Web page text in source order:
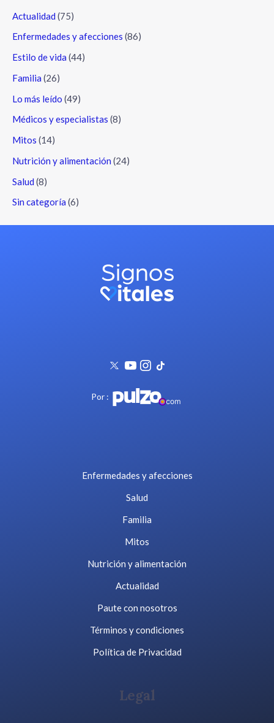
Actualidad (75)
Enfermedades y afecciones (86)
Estilo de vida (44)
Familia (26)
Lo más leído (49)
Médicos y especialistas (8)
Mitos (14)
Nutrición y alimentación (24)
Salud (8)
Sin categoría (6)
Por :
Enfermedades y afecciones
Salud
Familia
Mitos
Nutrición y alimentación
Actualidad
Paute con nosotros
Términos y condiciones
Política de Privacidad
Legal